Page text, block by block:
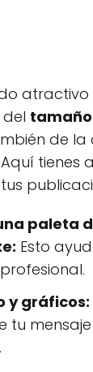
de
tienes
paleta
Esto
y gráficos:
tu